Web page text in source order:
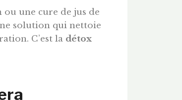
une cure de jus de
solution qui nettoie
C’est la détox